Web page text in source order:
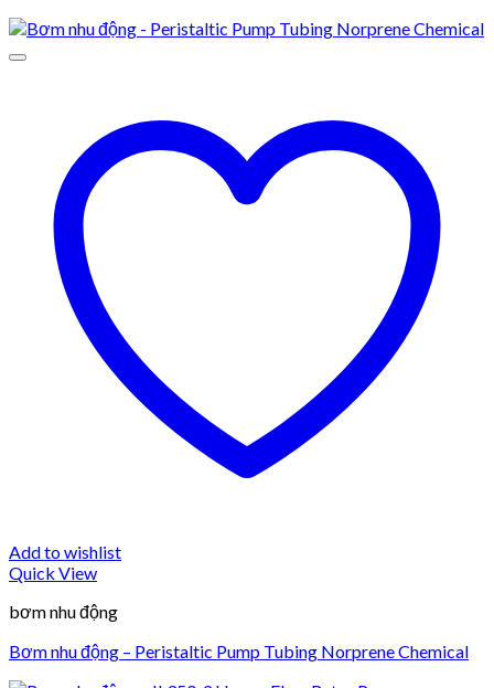
Add to wishlist
Quick View
bơm nhu động
Bơm nhu động – Peristaltic Pump Tubing Norprene Chemical